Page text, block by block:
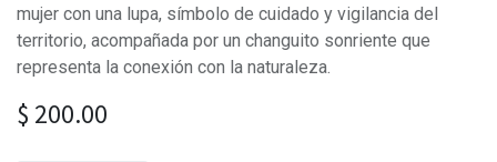
mujer con una lupa, símbolo de cuidado y vigilancia del
territorio, acompañada por un changuito sonriente que
representa la conexión con la naturaleza.
$ 200.00